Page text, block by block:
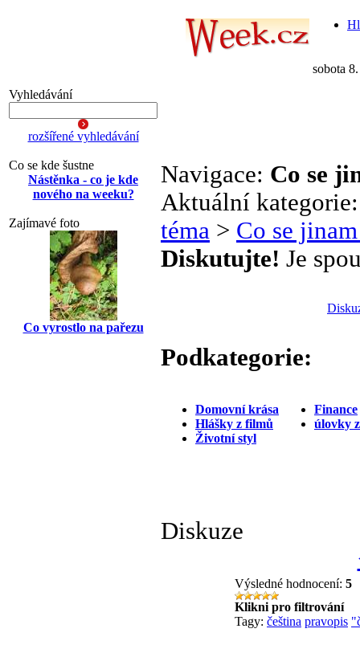
sobota
Vyhledávání
rozšířené vyhledávání
Co se kde šustne
Nástěnka - co je kde
nového na weeku?
Zajímavé foto
Co vyrostlo na pařezu
Navigace: Co se
Aktuální
téma > Co se
Diskutujte! Je
Podkategorie:
Domovní krása
Hlášky z filmů
Životní styl
Finance
úlovky
Diskuze
Výsledné hodnocení: 5
Klikni pro filtrování
Tagy: čeština pravopis